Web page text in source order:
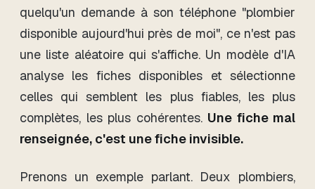
quelqu'un demande à son téléphone "plombier
disponible aujourd'hui près de moi", ce n'est pas
une liste aléatoire qui s'affiche. Un modèle d'IA
analyse les fiches disponibles et sélectionne
celles qui semblent les plus fiables, les plus
complètes, les plus cohérentes. Une fiche mal
renseignée, c'est une fiche invisible.
Prenons un exemple parlant. Deux plombiers,